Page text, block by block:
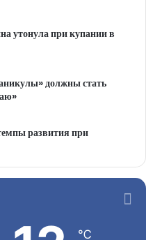
утонула при купании в
должны стать
развития при
℃